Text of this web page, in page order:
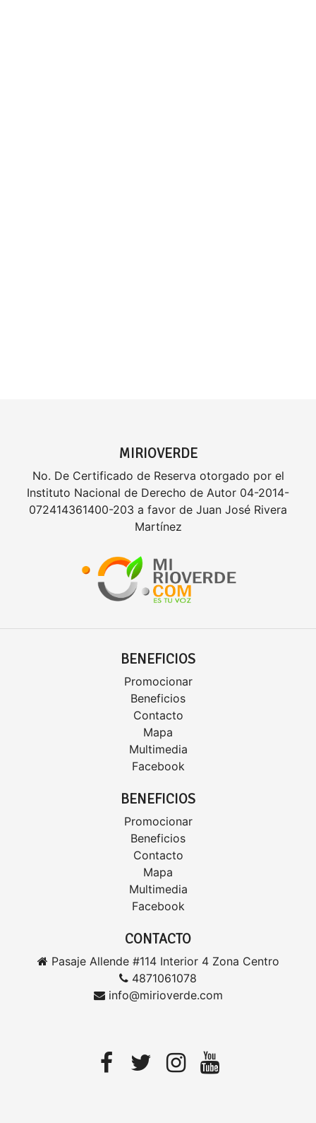
MIRIOVERDE
No. De Certificado de Reserva otorgado por el
Instituto Nacional de Derecho de Autor 04-2014-
072414361400-203 a favor de Juan José Rivera
Martínez
BENEFICIOS
Promocionar
Beneficios
Contacto
Mapa
Multimedia
Facebook
BENEFICIOS
Promocionar
Beneficios
Contacto
Mapa
Multimedia
Facebook
CONTACTO
Pasaje Allende #114 Interior 4 Zona Centro
4871061078
info@mirioverde.com